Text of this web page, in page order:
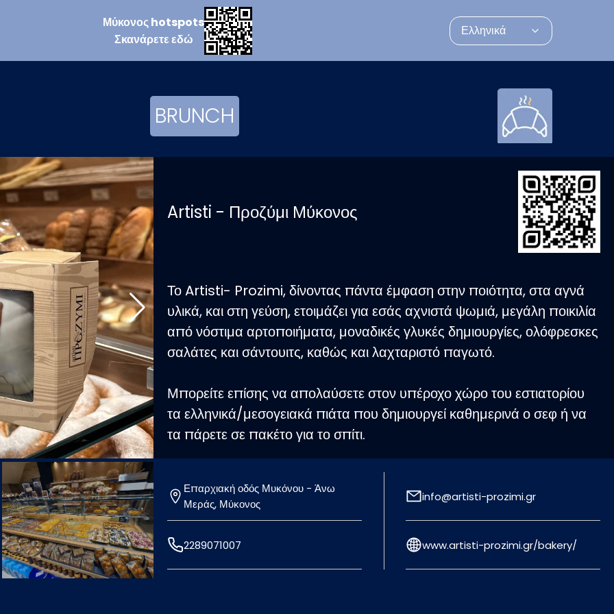
Μύκονοςhotspots
Σκανάρετεεδώ
Ελληνικά
BRUNCH
Artisti - Προζύμι Μύκονος
Το Artisti- Prozimi, δίνοντας πάντα έμφαση στην ποιότητα, στα αγνά
υλικά, και στη γεύση, ετοιμάζει για εσάς αχνιστά ψωμιά, μεγάλη ποικιλία
από νόστιμα αρτοποιήματα, μοναδικές γλυκές δημιουργίες, ολόφρεσκες
σαλάτες και σάντουιτς, καθώς και λαχταριστό παγωτό.
Μπορείτε επίσης να απολαύσετε στον υπέροχο χώρο του εστιατορίου
τα ελληνικά/μεσογειακά πιάτα που δημιουργεί καθημερινά ο σεφ ή να
τα πάρετε σε πακέτο για το σπίτι.
Φυσικά στο Artisti-Prozimi θα δοκιμάσετε μοναδικές ποικιλίες καφέ,
φρέσκων χυμών, ροφημάτων, κρασιών αλλά και ποτών είτε
απολαμβάνοντας τα καθήμενοι στην καρδιά της Μυκόνου είτε στο χέρι.
Η αδιαμφισβήτητη ποιότητα, το μεράκι και οι ασυναγώνιστες τιμές είναι
Επαρχιακή οδός Μυκόνου - Άνω
Μεράς, Μύκονος
2289071007
info@artisti-prozimi.gr
www.artisti-prozimi.gr/bakery/